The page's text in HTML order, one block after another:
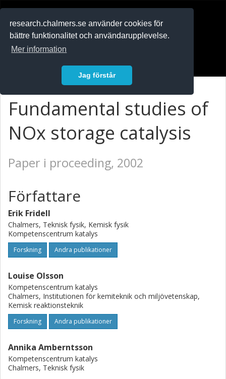
research.chalmers.se använder cookies för
bättre funktionalitet och användarupplevelse.
Mer information
Jag förstår
Fundamental studies of
NOx storage catalysis
Paper i proceeding, 2002
Författare
Erik Fridell
Chalmers, Teknisk fysik, Kemisk fysik
Kompetenscentrum katalys
Forskning Andra publikationer
Louise Olsson
Kompetenscentrum katalys
Chalmers, Institutionen för kemiteknik och miljövetenskap,
Kemisk reaktionsteknik
Forskning Andra publikationer
Annika Amberntsson
Kompetenscentrum katalys
Chalmers, Teknisk fysik